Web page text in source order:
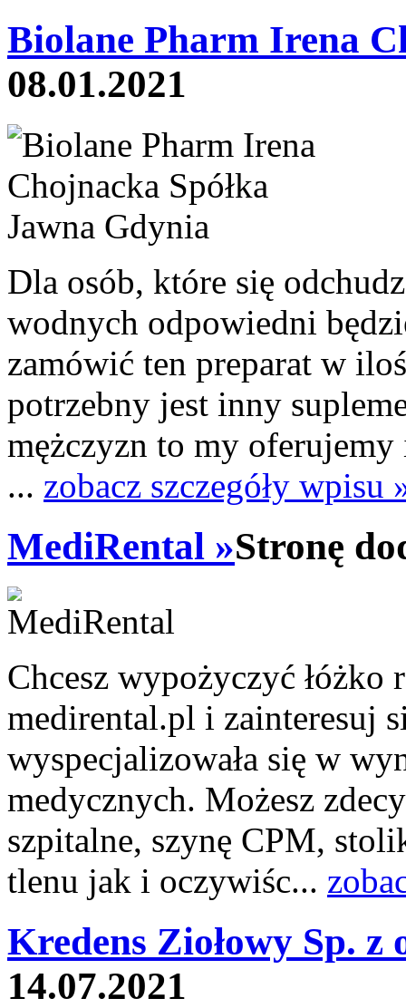
Biolane Pharm Irena
08.01.2021
Dla osób, które się
wodnych odpowiedni
zamówić ten preparat w
potrzebny jest inny
mężczyzn to my
... zobacz szczegóły wpisu
MediRental »Stronę
Chcesz wypożyczyć łóżko
medirental.pl i zainteresuj
wyspecjalizowała się w
medycznych. Możesz
szpitalne, szynę CPM,
tlenu jak i oczywiśc...
Kredens Ziołowy Sp. z
14.07.2021